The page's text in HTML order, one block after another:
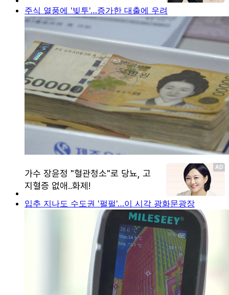
주식 열풍에 '빚투'…증가한 대출에 우려
입추 지나도 수도권 '펄펄'…이 시각 광화문광장